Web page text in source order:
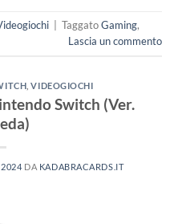
TaggatoGaming,
Lascia un commento
,VIDEOGIOCHI
Switch (Ver.
2024 DA KADABRACARDS.IT